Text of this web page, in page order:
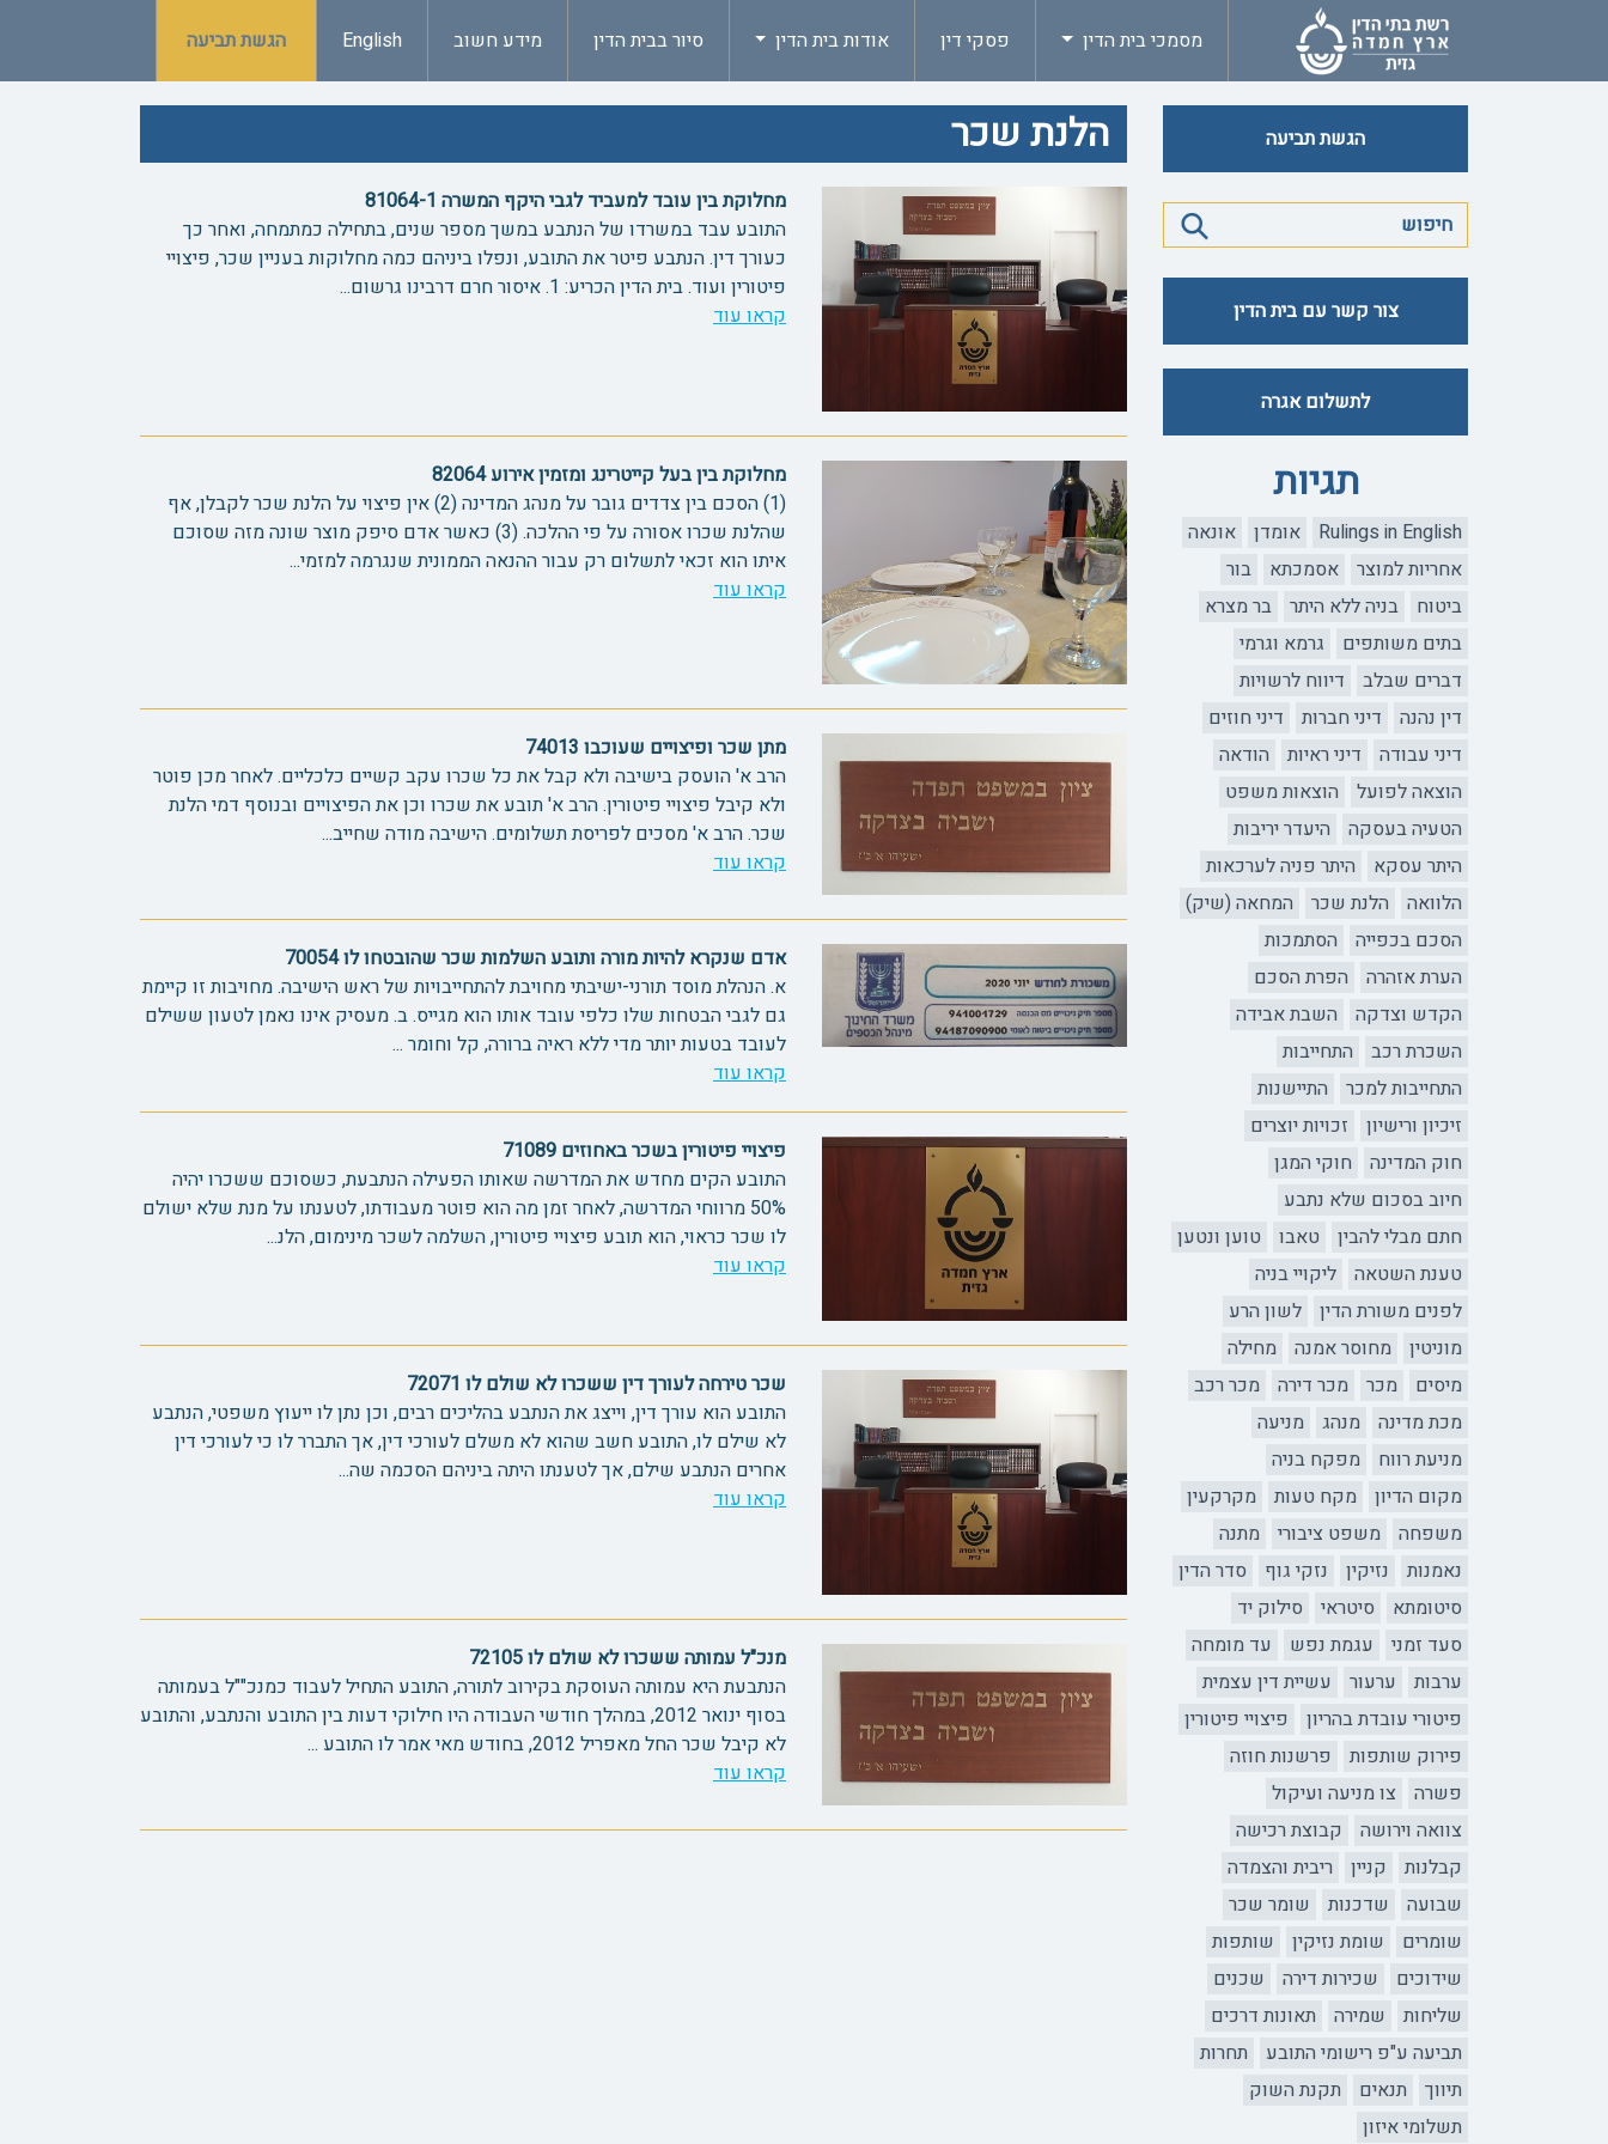
מסמכי בית הדין פסקי דין אודות בית הדין סיור בבית הדין מידע חשוב English הגשת תביעה
הגשת תביעה
צור קשר עם בית הדין
לתשלום אגרה
תגיות
Rulings in English אומדן
אונאה
אחריות למוצר
אסמכתא
בור
ביטוח
בניה ללא היתר
בר מצרא
בתים משותפים
גרמא וגרמי
דברים שבלב
דיווח לרשויות
דין נהנה
דיני חברות
דיני חוזים
דיני עבודה
דיני ראיות
הודאה
הוצאה לפועל
הוצאות משפט
הטעיה בעסקה
היעדר יריבות
היתר עסקא
היתר פניה לערכאות
הלוואה
הלנת שכר
המחאה (שיק)
הסכם בכפייה
הסתמכות
הערת אזהרה
הפרת הסכם
הקדש וצדקה
השבת אבידה
השכרת רכב
התחייבות
התחייבות למכר
התיישנות
זיכיון ורישיון
זכויות יוצרים
חוק המדינה
חוקי המגן
חיוב בסכום שלא נתבע
חתם מבלי להבין
טאבו
טוען ונטען
טענת השטאה
ליקויי בניה
לפנים משורת הדין
לשון הרע
מוניטין
מחוסר אמנה
מחילה
מיסים
מכר מכר דירה
מכר רכב
מכת מדינה
מנהג
מניעה
מניעת רווח
מפקח בניה
מקום הדיון
מקח טעות
מקרקעין
משפחה
משפט ציבורי
מתנה
נאמנות
נזיקין נזקי גוף
סדר הדין
סיטומתא
סיטראי
סילוק יד
סעד זמני
עגמת נפש
עד מומחה
ערבות
ערעור
עשיית דין עצמית
פיטורי עובדת בהריון
פיצויי פיטורין
פירוק שותפות
פרשנות חוזה
פשרה
צו מניעה ועיקול
צוואה וירושה
קבוצת רכישה
קבלנות
קניין
ריבית והצמדה
שבועה
שדכנות
שומר שכר
שומרים
שומת נזיקין
שותפות
שידוכים
שכירות דירה
שכנים
שליחות
שמירה
תאונות דרכים
תביעה ע"פ רישומי התובע
תחרות
תיווך
תנאים
תקנת השוק
תשלומי איזון
הלנת שכר
מחלוקת בין עובד למעביד לגבי היקף המשרה 81064-1
התובע עבד במשרדו של הנתבע במשך מספר שנים, בתחילה כמתמחה, ואחר כך
כעורך דין. הנתבע פיטר את התובע, ונפלו ביניהם כמה מחלוקות בעניין שכר, פיצויי
פיטורין ועוד. בית הדין הכריע: 1. איסור חרם דרבינו גרשום...
קראו עוד
מחלוקת בין בעל קייטרינג ומזמין אירוע 82064
(1) הסכם בין צדדים גובר על מנהג המדינה (2) אין פיצוי על הלנת שכר לקבלן, אף
שהלנת שכרו אסורה על פי ההלכה. (3) כאשר אדם סיפק מוצר שונה מזה שסוכם
איתו הוא זכאי לתשלום רק עבור ההנאה הממונית שנגרמה למזמי...
קראו עוד
מתן שכר ופיצויים שעוכבו 74013
הרב א' הועסק בישיבה ולא קבל את כל שכרו עקב קשיים כלכליים. לאחר מכן פוטר
ולא קיבל פיצויי פיטורין. הרב א' תובע את שכרו וכן את הפיצויים ובנוסף דמי הלנת
שכר. הרב א' מסכים לפריסת תשלומים. הישיבה מודה שחייב...
קראו עוד
אדם שנקרא להיות מורה ותובע השלמות שכר שהובטחו לו 70054
א. הנהלת מוסד תורני-ישיבתי מחויבת להתחייבויות של ראש הישיבה. מחויבות זו קיימת
גם לגבי הבטחות שלו כלפי עובד אותו הוא מגייס. ב. מעסיק אינו נאמן לטעון ששילם
לעובד בטעות יותר מדי ללא ראיה ברורה, קל וחומר ...
קראו עוד
פיצויי פיטורין בשכר באחוזים 71089
התובע הקים מחדש את המדרשה שאותו הפעילה הנתבעת, כשסוכם ששכרו יהיה
50% מרווחי המדרשה, לאחר זמן מה הוא פוטר מעבודתו, לטענתו על מנת שלא ישולם
לו שכר כראוי, הוא תובע פיצויי פיטורין, השלמה לשכר מינימום, הלנ...
קראו עוד
שכר טירחה לעורך דין ששכרו לא שולם לו 72071
התובע הוא עורך דין, וייצג את הנתבע בהליכים רבים, וכן נתן לו ייעוץ משפטי, הנתבע
לא שילם לו, התובע חשב שהוא לא משלם לעורכי דין, אך התברר לו כי לעורכי דין
אחרים הנתבע שילם, אך לטענתו היתה ביניהם הסכמה שה...
קראו עוד
מנכ"ל עמותה ששכרו לא שולם לו 72105
הנתבעת היא עמותה העוסקת בקירוב לתורה, התובע התחיל לעבוד כמנכ""ל בעמותה
בסוף ינואר 2012, במהלך חודשי העבודה היו חילוקי דעות בין התובע והנתבע, והתובע
לא קיבל שכר החל מאפריל 2012, בחודש מאי אמר לו התובע ...
קראו עוד